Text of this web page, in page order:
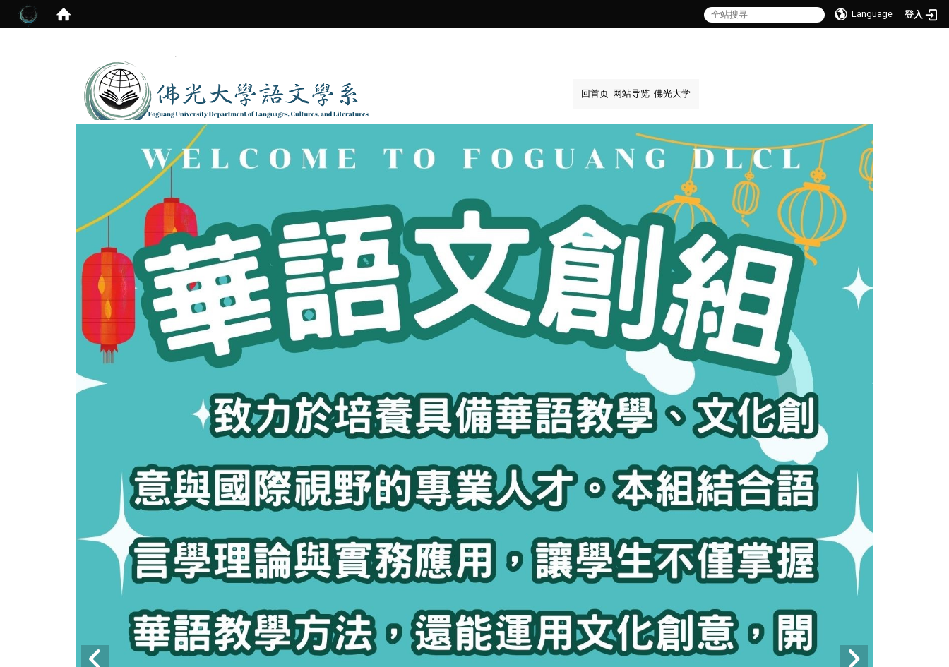
Language 登入
回首页 网站导览 佛光大学